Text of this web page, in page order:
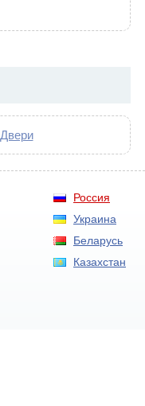
Двери
Россия
Украина
Беларусь
Казахстан